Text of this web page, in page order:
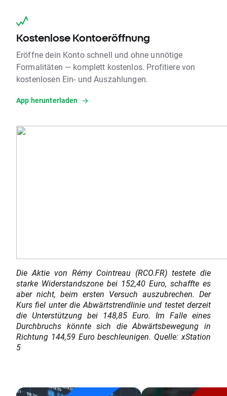
Kostenlose Kontoeröffnung
Eröffne dein Konto schnell und ohne unnötige
Formalitäten — komplett kostenlos. Profitiere von
kostenlosen Ein- und Auszahlungen.
App herunterladen
Die Aktie von Rémy Cointreau (RCO.FR) testete die
starke Widerstandszone bei 152,40 Euro, schaffte es
aber nicht, beim ersten Versuch auszubrechen. Der
Kurs fiel unter die Abwärtstrendlinie und testet derzeit
die Unterstützung bei 148,85 Euro. Im Falle eines
Durchbruchs könnte sich die Abwärtsbewegung in
Richtung 144,59 Euro beschleunigen. Quelle: xStation
5